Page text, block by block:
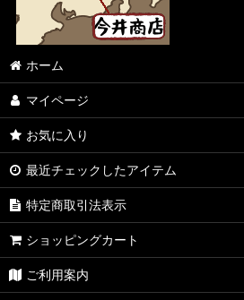
BRUCE LEE FOREVER ブルース・リーフォーエバー
今井店長の日本語翻訳シリーズ
キャニオンクレスト
オーストラリア
よしもと新喜劇 青野敏行コレクション
ホーム
マイページ
お気に入り
最近チェックしたアイテム
特定商取引法表示
ショッピングカート
ご利用案内